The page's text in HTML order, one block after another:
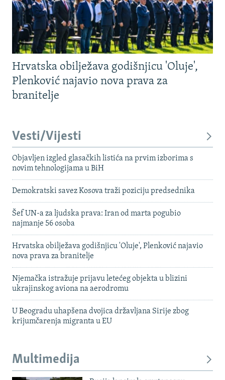
Hrvatska obilježava godišnjicu 'Oluje',
Plenković najavio nova prava za
branitelje
Vesti/Vijesti
Objavljen izgled glasačkih listića na prvim izborima s
novim tehnologijama u BiH
Demokratski savez Kosova traži poziciju predsednika
Šef UN-a za ljudska prava: Iran od marta pogubio
najmanje 56 osoba
Hrvatska obilježava godišnjicu 'Oluje', Plenković najavio
nova prava za branitelje
Njemačka istražuje prijavu letećeg objekta u blizini
ukrajinskog aviona na aerodromu
U Beogradu uhapšena dvojica državljana Sirije zbog
krijumčarenja migranta u EU
Multimedija